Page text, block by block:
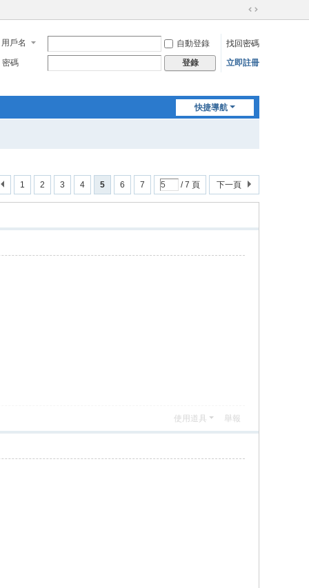
切
到
寬
用戶名 自動登錄
找回密碼
密碼
登錄 立即註冊
快捷導航
1 2 3 4 5 6 7 / 7 頁 下一頁
使用道具 舉報